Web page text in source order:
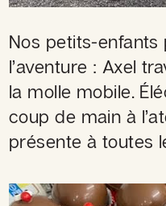
Nos petits-
l’aventure : Axel
la molle mobile.
coup de main à
présente à toutes